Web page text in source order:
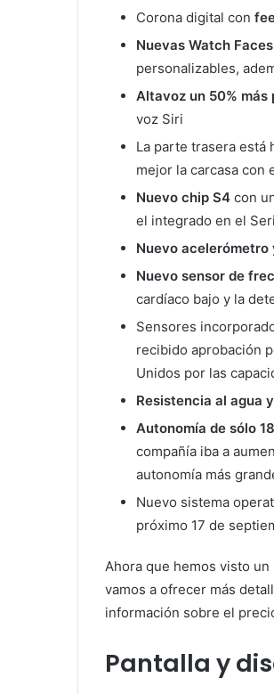
Corona digital con
Nuevas Watch Faces
personalizables,
Altavoz un 50% más
voz Siri
La parte trasera está
mejor la carcasa con
Nuevo chip S4 con
el integrado en el
Nuevo acelerómetro
Nuevo sensor de
cardíaco bajo y la
Sensores
recibido aprobación
Unidos por las
Resistencia al agua
Autonomía de sólo
compañía iba a
autonomía más
Nuevo sistema
próximo 17 de
Ahora que hemos visto
vamos a ofrecer más
información sobre el
Pantalla y